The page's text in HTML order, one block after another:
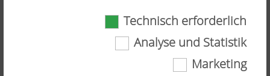
Speichert , ob
das Banner zur
6
Technisch erforderlich
Analyse und Statistik
Marketing
auch bei höheren Geschwindigkeiten vermieden. Das
Mähwerk schwenkt schlussendlich wieder automatisch in